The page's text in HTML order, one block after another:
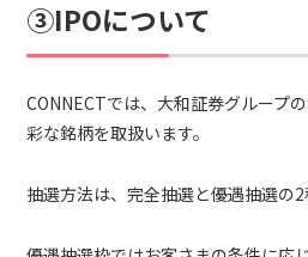
③IPOについて
CONNECTでは、大和証券グループ
彩な銘柄を取扱います。
抽選方法は、完全抽選と優遇抽選の2